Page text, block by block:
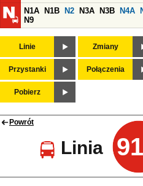
N1A
N1B N2 N3A N3B N4A
N9
Linie Zmiany
Przystanki Połączenia
Pobierz
Powrót
Linia